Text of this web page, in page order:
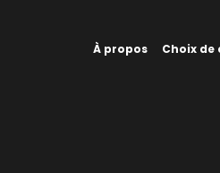
À propos Choix